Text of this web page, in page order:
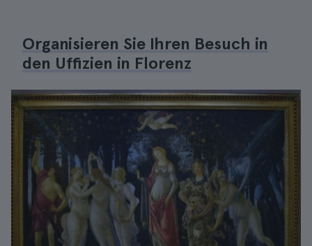
Organisieren Sie Ihren Besuch in
den Uffizien in Florenz